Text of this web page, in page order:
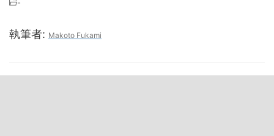
-
執筆者: Makoto Fukami